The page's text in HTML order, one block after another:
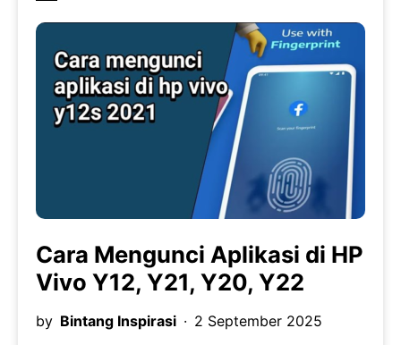
Cara Mengunci Aplikasi di HP
Vivo Y12, Y21, Y20, Y22
by Bintang Inspirasi
2 September 2025